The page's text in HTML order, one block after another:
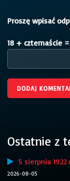
Proszę wpisać
18 + czternaście =
Ostatnie z
5 sierpnia
2026-08-05